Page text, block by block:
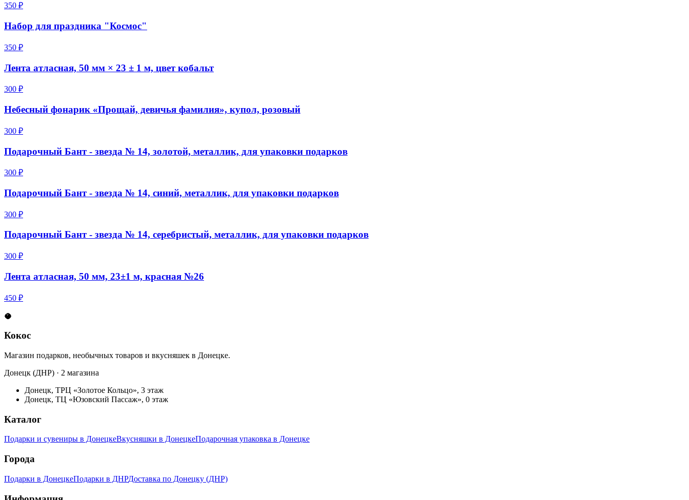
350 ₽
Набор для праздника "Космос"
350 ₽
Лента атласная, 50 мм × 23 ± 1 м, цвет кобальт
300 ₽
Небесный фонарик «Прощай, девичья фамилия», купол, розовый
300 ₽
Подарочный Бант - звезда № 14, золотой, металлик, для упаковки подарков
300 ₽
Подарочный Бант - звезда № 14, синий, металлик, для упаковки подарков
300 ₽
Подарочный Бант - звезда № 14, серебристый, металлик, для упаковки подарков
300 ₽
Лента атласная, 50 мм, 23±1 м, красная №26
450 ₽
🥥
Кокос
Магазин подарков, необычных товаров и вкусняшек в Донецке.
Донецк (ДНР) · 2 магазина
Донецк, ТРЦ «Золотое Кольцо», 3 этаж
Донецк, ТЦ «Юзовский Пассаж», 0 этаж
Каталог
Подарки и сувениры в ДонецкеВкусняшки в ДонецкеПодарочная упаковка в Донецке
Города
Подарки в ДонецкеПодарки в ДНРДоставка по Донецку (ДНР)